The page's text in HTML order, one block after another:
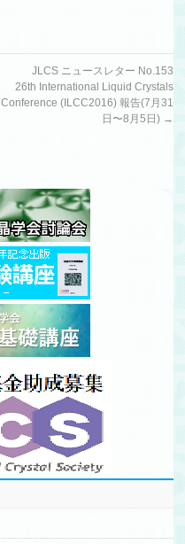
JLCS ニュースレター No.153
26th International Liquid Crystals
Conference (ILCC2016) 報告(7月31
日〜8月5日) →